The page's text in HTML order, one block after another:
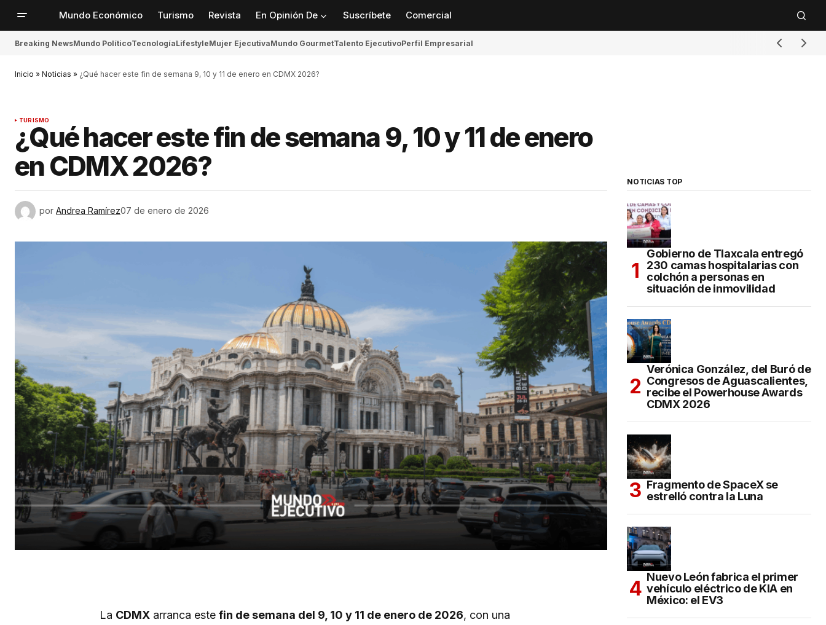
Mundo Económico Turismo Revista En Opinión De Suscríbete Comercial
Breaking NewsMundo PolíticoTecnologíaLifestyleMujer EjecutivaMundo GourmetTalento EjecutivoPerfil Empresarial
Inicio » Noticias » ¿Qué hacer este fin de semana 9, 10 y 11 de enero en CDMX 2026?
TURISMO
¿Qué hacer este fin de semana 9, 10 y 11 de enero
en CDMX 2026?
por Andrea Ramírez07 de enero de 2026
La CDMX arranca este fin de semana del 9, 10 y 11 de enero de 2026, con una
NOTICIAS TOP
Gobierno de Tlaxcala entregó
230 camas hospitalarias con
colchón a personas en
situación de inmovilidad
Verónica González, del Buró de
Congresos de Aguascalientes,
recibe el Powerhouse Awards
CDMX 2026
Fragmento de SpaceX se
estrelló contra la Luna
Nuevo León fabrica el primer
vehículo eléctrico de KIA en
México: el EV3